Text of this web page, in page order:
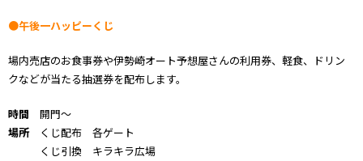
●午後一ハッピーくじ
場内売店のお食事券や伊勢崎オート予想屋さんの利用券、軽食、ドリン
クなどが当たる抽選券を配布します。
時間 開門〜
場所くじ配布 各ゲート
くじ引換 キラキラ広場